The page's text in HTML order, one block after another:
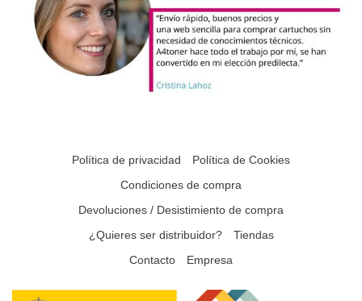
Política de privacidad
Política de Cookies
Condiciones de compra
Devoluciones / Desistimiento de compra
¿Quieres ser distribuidor?
Tiendas
Contacto
Empresa